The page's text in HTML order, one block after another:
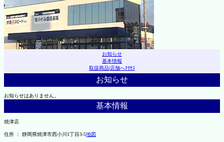
お知らせ
基本情報
取扱商品|店舗へｱｸｾｽ
お知らせ
お知らせはありません。
基本情報
焼津店
住所 ： 静岡県焼津市西小川1丁目3-5地図